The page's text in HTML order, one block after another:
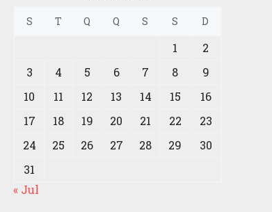
S T Q Q S S D
1
2
3
4 5 6 7 8
9
10
11 12 13 14 15
16
17
18 19 20 21 22
23
24
25 26 27 28 29
30
31
« Jul